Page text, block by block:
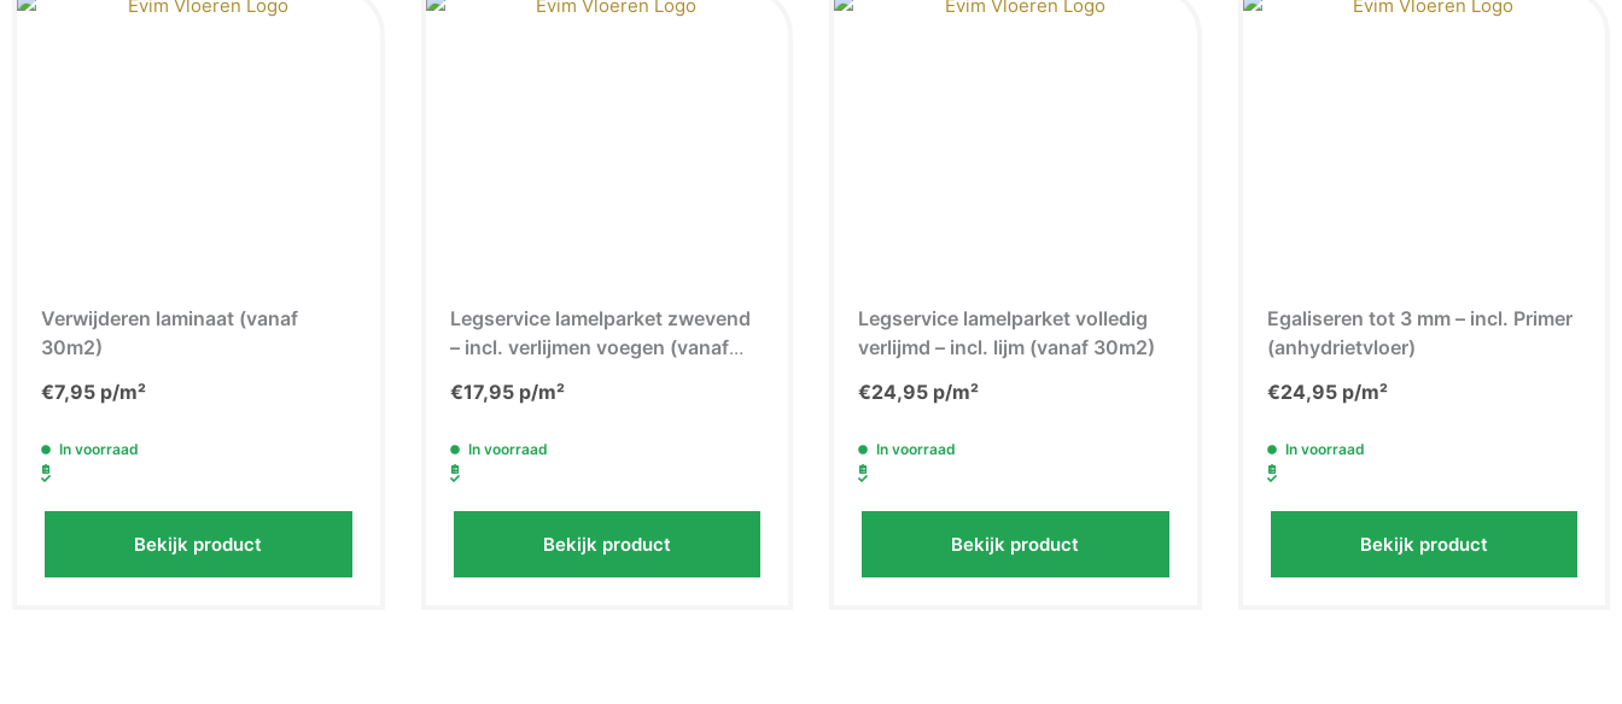
Verwijderen laminaat (vanaf
30m2)
€7,95 p/m²
In voorraad
Bekijk product
Legservice lamelparket zwevend
– incl. verlijmen voegen (vanaf
€17,95p/m²
In voorraad
Bekijk product
Legservice lamelparket volledig
verlijmd – incl. lijm (vanaf 30m2)
€24,95 p/m²
In voorraad
Bekijk product
Egaliseren tot 3 mm – incl. Primer
(anhydrietvloer)
€24,95p/m²
In voorraad
Bekijk product